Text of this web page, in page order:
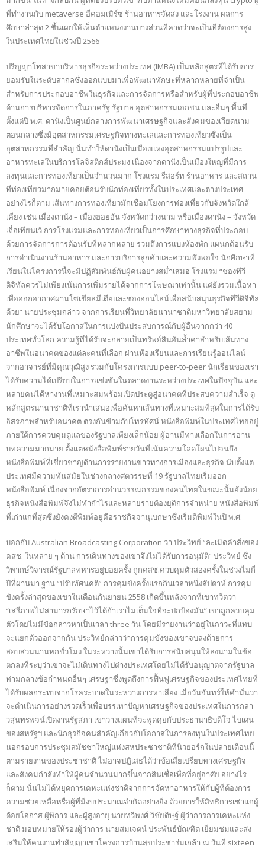
ที่ทำงานกับ metaverse อีคอมเมิร์ซ ร้านอาหารจัดส่ง และโรงงาน ผลการ
ศึกษาล่าสุด 2 ชิ้นเผยให้เห็นตำแหน่งงานบางส่วนที่คาดว่าจะเป็นที่ต้องการสูง
ในประเทศไทยในช่วงปี 2566
ปริญญาโทสาขาบริหารธุรกิจระหว่างประเทศ (IMBA) เป็นหลักสูตรที่ได้รับการ
ยอมรับในระดับสากลซึ่งออกแบบมาเพื่อพัฒนาทักษะที่หลากหลายที่จำเป็น
สำหรับการประกอบอาชีพในธุรกิจและการจัดการหรือสำหรับผู้ที่ประกอบอาชีพ
ด้านการบริหารจัดการในภาครัฐ รัฐบาล อุตสาหกรรมเอกชน และอื่นๆ พื้นที่
ตั้งแต่ปี พ.ศ. ดานังเป็นศูนย์กลางการพัฒนาเศรษฐกิจและสังคมของเวียดนาม
ตอนกลางซึ่งมีอุตสาหกรรมเศรษฐกิจทางทะเลและการท่องเที่ยวซึ่งเป็น
อุตสาหกรรมที่สำคัญ นั่นทำให้ดานังเป็นเมืองแห่งอุตสาหกรรมแปรรูปและ
อาหารทะเลในบริการโลจิสติกส์ประมง เนื่องจากดานังเป็นเมืองใหญ่ที่มีการ
ลงทุนและการท่องเที่ยวเป็นจำนวนมาก โรงแรม รีสอร์ท ร้านอาหาร และสถาน
ที่ท่องเที่ยวมากมายคอยต้อนรับนักท่องเที่ยวทั้งในประเทศและต่างประเทศ
อย่างไรก็ตาม เส้นทางการท่องเที่ยวมักเชื่อมโยงการท่องเที่ยวกับจังหวัดใกล้
เคียง เช่น เมืองดานัง – เมืองฮอยอัน จังหวัดกว๋างนาม หรือเมืองดานัง – จังหวัด
เถื่อเทียนเว้ การโรงแรมและการท่องเที่ยวเป็นการศึกษาทางธุรกิจที่ประกอบ
ด้วยการจัดการการต้อนรับที่หลากหลาย รวมถึงการแบ่งห้องพัก แผนกต้อนรับ
การดำเนินงานร้านอาหาร และการบริการลูกค้าและความพึงพอใจ นักศึกษาที่
เรียนในโครงการนี้จะมีปฏิสัมพันธ์กับผู้คนอย่างสม่ำเสมอ โรงแรม “ช่องทีวี
ดิจิทัลควรไม่เพียงเน้นการเพิ่มรายได้จากการโฆษณาเท่านั้น แต่ยังรวมเนื้อหา
เพื่อออกอากาศผ่านโซเชียลมีเดียและช่องออนไลน์เพื่อสนับสนุนธุรกิจทีวีดิจิทัล
ด้วย” นายประชุมกล่าว จากการเรียนที่วิทยาลัยนานาชาติมหาวิทยาลัยสยาม
นักศึกษาจะได้รับโอกาสในการแบ่งปันประสบการณ์กับผู้อื่นจากกว่า 40
ประเทศทั่วโลก ความรู้ที่ได้รับจะกลายเป็นทรัพย์สินอันล้ำค่าสำหรับเส้นทาง
อาชีพในอนาคตของแต่ละคนที่เลือก ผ่านห้องเรียนและการเรียนรู้ออนไลน์
จากอาจารย์ที่มีคุณวุฒิสูง รวมกับโครงการแบบ peer-to-peer นักเรียนของเรา
ได้รับความได้เปรียบในการแข่งขันในตลาดงานระหว่างประเทศในปัจจุบัน และ
หลายคนได้หางานที่เหมาะสมพร้อมเปิดประตูสู่อนาคตที่ประสบความสำเร็จ ดู
หลักสูตรนานาชาติที่เรานำเสนอเพื่อค้นหาเส้นทางที่เหมาะสมที่สุดในการได้รับ
อิสรภาพสำหรับอนาคต ตรงกันข้ามกับโทรทัศน์ หนังสือพิมพ์ในประเทศไทยอยู่
ภายใต้การควบคุมดูแลของรัฐบาลเพียงเล็กน้อย ผู้อ่านมีทางเลือกในการอ่าน
บทความมากมาย ตั้งแต่หนังสือพิมพ์รายวันที่เน้นความโลดโผนไปจนถึง
หนังสือพิมพ์ที่เชี่ยวชาญด้านการรายงานข่าวทางการเมืองและธุรกิจ นับตั้งแต่
ประเทศมีความทันสมัยในช่วงกลางศตวรรษที่ 19 รัฐบาลไทยเริ่มออก
หนังสือพิมพ์ เนื่องจากอัตราการอ่านวรรณกรรมของคนไทยในขณะนั้นยังน้อย
ธุรกิจหนังสือพิมพ์จึงไม่ทำกำไรและหลายรายต้องยุติการจำหน่าย หนังสือพิมพ์
ที่เก่าแก่ที่สุดซึ่งยังคงตีพิมพ์อยู่คือราชกิจจานุเบกษาซึ่งเริ่มตีพิมพ์ในปี พ.ศ.
บอกกับ Australian Broadcasting Corporation ว่า ประวิทย์ “ละเมิดคำสั่งของ
คสช. ในหลาย ๆ ด้าน การเดินทางของเขาจึงไม่ได้รับการอนุมัติ” ประวิทย์ ซึ่ง
วิพากษ์วิจารณ์รัฐบาลทหารอยู่บ่อยครั้ง ถูกคสช.ควบคุมตัวสองครั้งในช่วงไม่กี่
ปีที่ผ่านมา ฐาน “ปรับทัศนคติ” การคุมขังครั้งแรกกินเวลาหนึ่งสัปดาห์ การคุม
ขังครั้งล่าสุดของเขาในเดือนกันยายน 2558 เกิดขึ้นหลังจากที่เขาทวีตว่า
“เสรีภาพไม่สามารถรักษาไว้ได้ถ้าเราไม่เต็มใจที่จะปกป้องมัน” เขาถูกควบคุม
ตัวโดยไม่มีข้อกล่าวหาเป็นเวลา three วัน โดยมีรายงานว่าอยู่ในภาวะที่แทบ
จะแยกตัวออกจากกัน ประวิทย์กล่าวว่าการคุมขังของเขาจบลงด้วยการ
สอบสวนนานหกชั่วโมง ในระหว่างนั้นเขาได้รับการสนับสนุนให้ลงนามในข้อ
ตกลงที่ระบุว่าเขาจะไม่เดินทางไปต่างประเทศโดยไม่ได้รับอนุญาตจากรัฐบาล
ท่ามกลางข้อกำหนดอื่นๆ เศรษฐาซึ่งพูดถึงการฟื้นฟูเศรษฐกิจของประเทศไทยที่
ได้รับผลกระทบจากโรคระบาดในระหว่างการหาเสียง เมื่อวันจันทร์ให้คำมั่นว่า
จะดำเนินการอย่างรวดเร็วเพื่อบรรเทาปัญหาเศรษฐกิจของประเทศในการกล่า
วสุนทรพจน์เปิดงานรัฐสภา เขาวางแผนที่จะพูดคุยกับประธานาธิบดีโจ ไบเดน
ของสหรัฐฯ และนักธุรกิจคนสำคัญเกี่ยวกับโอกาสในการลงทุนในประเทศไทย
นอกรอบการประชุมสมัชชาใหญ่แห่งสหประชาชาติที่นิวยอร์กในปลายเดือนนี้
ตามรายงานของประชาชาติ ไม่อาจปฏิเสธได้ว่าข้อเสียเปรียบทางเศรษฐกิจ
และสังคมกำลังทำให้ผู้คนจำนวนมากขึ้นจากสินเชื่อเพื่อที่อยู่อาศัย อย่างไร
ก็ตาม นั่นไม่ได้หยุดการเคหะแห่งชาติจากการจัดหาอาหารให้กับผู้ที่ต้องการ
ความช่วยเหลือหรือผู้ที่มีงบประมาณจำกัดอย่างยิ่ง ด้วยการให้สิทธิการเช่าแก่ผู้
ด้อยโอกาส ผู้พิการ และผู้สูงอายุ นายทวีพงศ์ วิชัยดิษฐ์ ผู้ว่าการการเคหะแห่ง
ชาติ มอบหมายให้รองผู้ว่าการ นายสมเจตน์ ประพันธ์บัณฑิต เยี่ยมชมและส่ง
เสริมให้คนงานทำสัญญาเช่าโครงการบ้านสุขประชาร่มเกล้า ณ วันที่ sixteen